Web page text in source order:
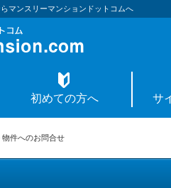
マンスリーマンションドットコムへ
初めての方へ サ
物件へのお問合せ